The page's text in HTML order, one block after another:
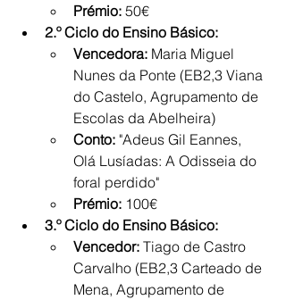
Prémio: 50€
2.º Ciclo do Ensino Básico:
Vencedora: Maria Miguel
Nunes da Ponte (EB2,3 Viana
do Castelo, Agrupamento de
Escolas da Abelheira)
Conto: "Adeus Gil Eannes,
Olá Lusíadas: A Odisseia do
foral perdido"
Prémio: 100€
3.º Ciclo do Ensino Básico:
Vencedor: Tiago de Castro
Carvalho (EB2,3 Carteado de
Mena, Agrupamento de